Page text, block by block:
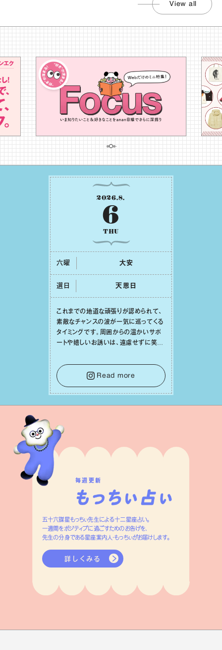
View all
2026.8.
6
THU
六曜 ⼤安
選日 天恩⽇
これまでの地道な頑張りが認められて、
素敵なチャンスの波が⼀気に巡ってくる
タイミングです。周囲からの温かいサポ
ートや嬉しいお誘いは、遠慮せずに笑顔
せになっていくイメージを持って⼀歩を
踏み出して。⼀⼈⼀⼈の良いところが混
ざり合い、ハッピーな未来が形作られて
いきます。
Read more
毎週更新
五十六謀星もっちぃ先生による十二星座占い。
一週間をポジティブに過ごすためのお告げを、
先生の分身である星座案内人・もっちぃがお届けします。
詳しくみる